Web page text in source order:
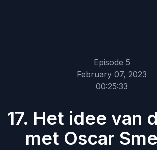
Episode 5
February 07, 2023
00:25:33
17. Het idee van
met Oscar